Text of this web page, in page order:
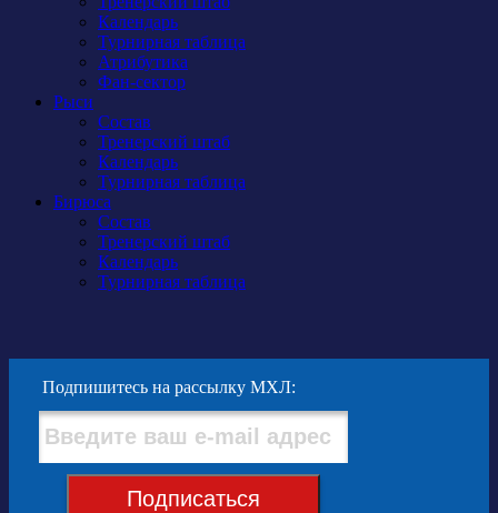
Календарь
Турнирная таблица
Атрибутика
Фан-сектор
Рыси
Состав
Тренерский штаб
Календарь
Турнирная таблица
Бирюса
Состав
Тренерский штаб
Календарь
Турнирная таблица
Подпишитесь на рассылку МХЛ:
Подписаться